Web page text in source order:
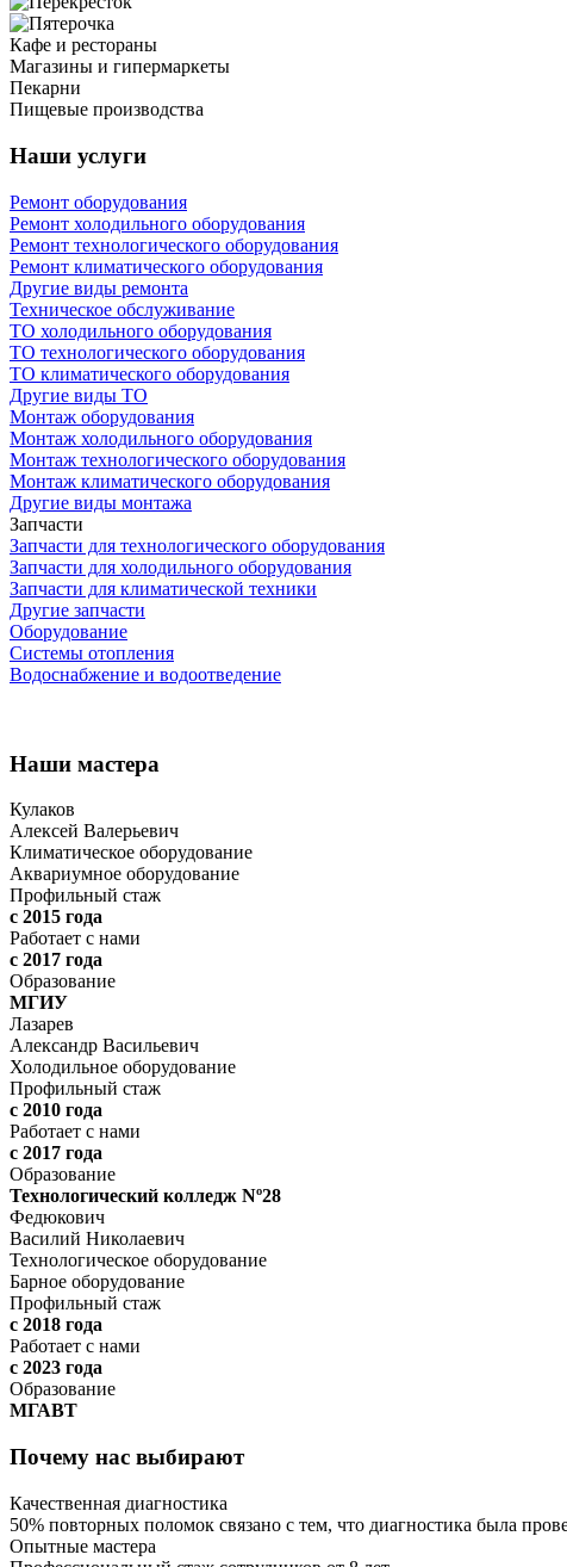
Кафе и рестораны
Магазины и гипермаркеты
Пекарни
Пищевые производства
Наши услуги
Ремонт оборудования
Ремонт холодильного оборудования
Ремонт технологического оборудования
Ремонт климатического оборудования
Другие виды ремонта
Техническое обслуживание
ТО холодильного оборудования
ТО технологического оборудования
ТО климатического оборудования
Другие виды ТО
Монтаж оборудования
Монтаж холодильного оборудования
Монтаж технологического оборудования
Монтаж климатического оборудования
Другие виды монтажа
Запчасти
Запчасти для технологического оборудования
Запчасти для холодильного оборудования
Запчасти для климатической техники
Другие запчасти
Оборудование
Системы отопления
Водоснабжение и водоотведение
Наши мастера
Кулаков
Алексей Валерьевич
Климатическое оборудование
Аквариумное оборудование
Профильный стаж
с 2015 года
Работает с нами
с 2017 года
Образование
МГИУ
Лазарев
Александр Васильевич
Холодильное оборудование
Профильный стаж
с 2010 года
Работает с нами
с 2017 года
Образование
Технологический колледж Nº28
Федюкович
Василий Николаевич
Технологическое оборудование
Барное оборудование
Профильный стаж
с 2018 года
Работает с нами
с 2023 года
Образование
МГАВТ
Почему нас выбирают
Качественная диагностика
50% повторных поломок связано с тем, что диагностика была
Опытные мастера